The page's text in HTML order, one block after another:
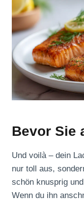
Bevor Sie
Und voilà – dein
nur toll aus,
schön knusprig
Wenn du ihn